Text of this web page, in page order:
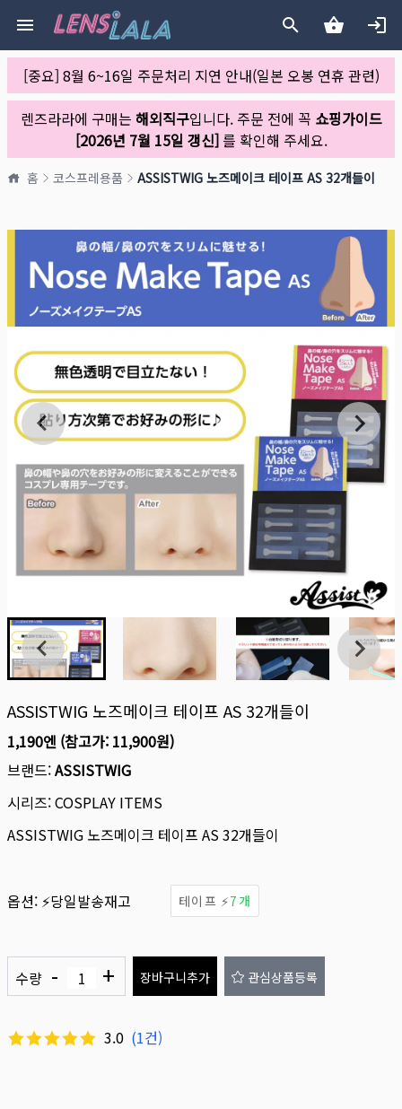
[중요] 8월 6~16일 주문처리 지연 안내(일본 오봉 연휴 관련)
렌즈라라에 구매는 해외직구입니다. 주문 전에 꼭 쇼핑가이드
[2026년 7월 15일 갱신]를 확인해 주세요.
홈 코스프레용품 ASSISTWIG 노즈메이크 테이프 AS 32개들이
ASSISTWIG 노즈메이크 테이프 AS 32개들이
1,190엔 (참고가: 11,900원)
브랜드:ASSISTWIG
시리즈:COSPLAY ITEMS
ASSISTWIG 노즈메이크 테이프 AS 32개들이
옵션: ⚡당일발송재고 테이프 ⚡7개
수량 - + 장바구니추가 관심상품등록
3.0 (1건)